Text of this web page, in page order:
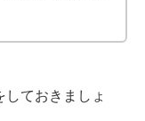
ておきましょ